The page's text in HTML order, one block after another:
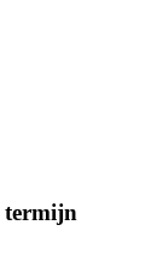
termijn